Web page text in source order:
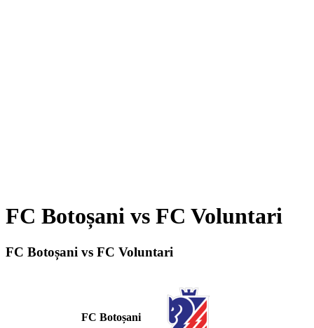
FC Botoșani vs FC Voluntari
FC Botoșani vs FC Voluntari
FC Botoșani